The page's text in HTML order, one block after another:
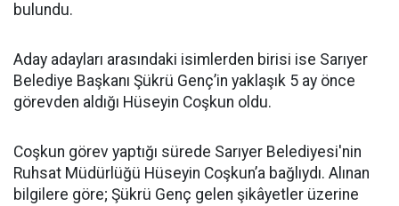
bulundu.
Aday adayları arasındaki isimlerden birisi ise Sarıyer
Belediye Başkanı Şükrü Genç’in yaklaşık 5 ay önce
görevden aldığı Hüseyin Coşkun oldu.
Coşkun görev yaptığı sürede Sarıyer Belediyesi'nin
Ruhsat Müdürlüğü Hüseyin Coşkun’a bağlıydı. Alınan
bilgilere göre; Şükrü Genç gelen şikâyetler üzerine